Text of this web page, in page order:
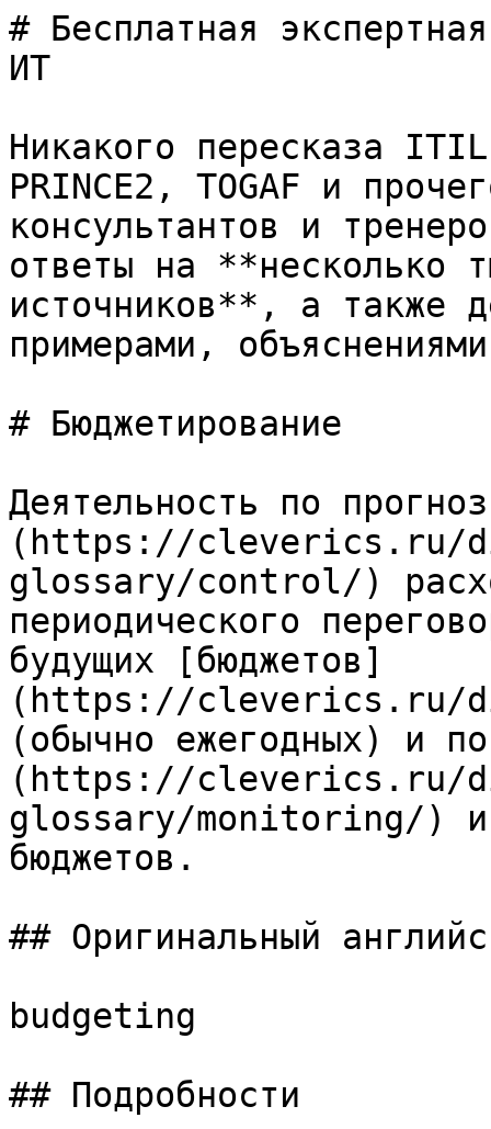
# Бесплатная
ИТ
Никакого пересказа
PRINCE2, TOGAF и
консультантов и
ответы на **несколько
источников**, а также
примерами,
# Бюджетирование
Деятельность по
(https://cleverics.ru/
glossary/control/)
периодического
будущих [бюджетов]
(https://cleverics.ru/
(обычно ежегодных) и
(https://cleverics.ru/
glossary/monitoring/) и
бюджетов.
## Оригинальный
budgeting
## Подробности